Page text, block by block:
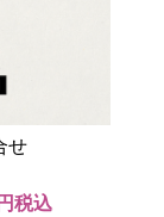
せ
税込